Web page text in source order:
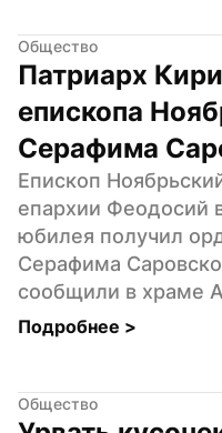
Общество
Патриарх
епископа
Серафима
Епископ
епархии Феодосий
юбилея получил
Серафима
сообщили в храме
Подробнее >
Общество